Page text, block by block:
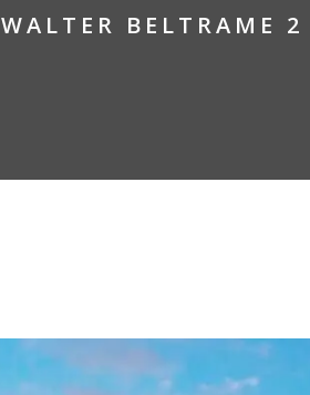
WALTER BELTRAME 2